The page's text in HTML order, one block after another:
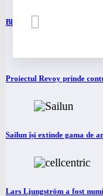
Blue River: 26.123 km cu
Proiectul Revoy prinde
Sailun își extinde gama de
Lars Ljungström a fost